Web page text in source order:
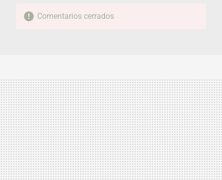
Comentarios cerrados